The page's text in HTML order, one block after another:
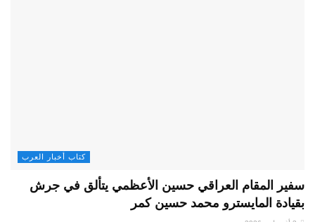
كتاب أخبار العرب
سفير المقام العراقي حسين الأعظمي يتألق في جرش
بقيادة المايسترو محمد حسين كمر